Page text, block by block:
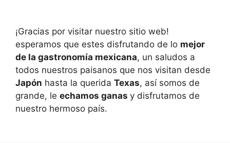
¡Gracias por visitar nuestro sitio web!
esperamos que estes disfrutando de lo mejor
de la gastronomía mexicana, un saludos a
todos nuestros paisanos que nos visitan desde
Japón hasta la querida Texas, así somos de
grande, le echamos ganas y disfrutamos de
nuestro hermoso país.